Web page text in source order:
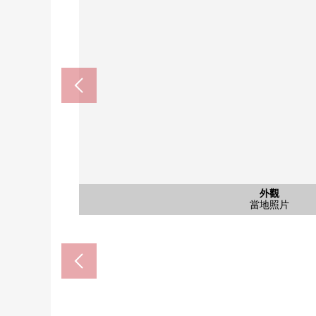
外觀
當地照片
客廳
客廳
客廳
入口
廚房
廚房
廚房
廚房
洗臉
洗臉
公共汽車
公共汽車
廁所
廁所
室內
室內
室內
室內
客廳
客廳
客廳
客廳
陽台
陽台
入口
入口
外觀
當地照片
外觀
當地照片
外觀
當地照片
伊藤洋華堂南大澤商店(約